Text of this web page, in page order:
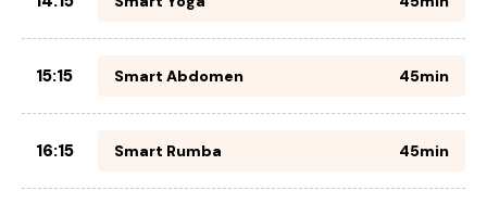
15:15 Smart Abdomen 45min
16:15 Smart Rumba 45min